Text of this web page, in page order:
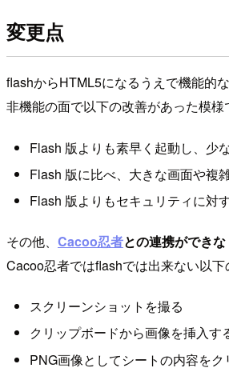
変更点
flashからHTML5になるうえで機能的
非機能の面で以下の改善があった模様
Flash 版よりも素早く起動し、少
Flash 版に比べ、大きな画面や複
Flash 版よりもセキュリティに対
その他、 Cacoo忍者との連携ができな
Cacoo忍者ではflashでは出来ない以下
スクリーンショットを撮る
クリップボードから画像を挿入す
PNG画像としてシートの内容を